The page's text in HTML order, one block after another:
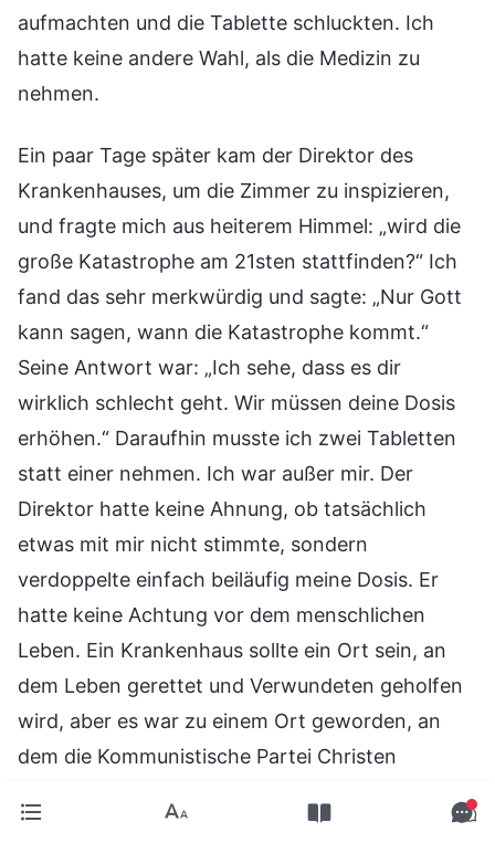
aufmachten und die Tablette schluckten. Ich
hatte keine andere Wahl, als die Medizin zu
nehmen.
Ein paar Tage später kam der Direktor des
Krankenhauses, um die Zimmer zu inspizieren,
und fragte mich aus heiterem Himmel: „wird die
große Katastrophe am 21sten stattfinden?“ Ich
fand das sehr merkwürdig und sagte: „Nur Gott
kann sagen, wann die Katastrophe kommt.“
Seine Antwort war: „Ich sehe, dass es dir
wirklich schlecht geht. Wir müssen deine Dosis
erhöhen.“ Daraufhin musste ich zwei Tabletten
statt einer nehmen. Ich war außer mir. Der
Direktor hatte keine Ahnung, ob tatsächlich
etwas mit mir nicht stimmte, sondern
verdoppelte einfach beiläufig meine Dosis. Er
hatte keine Achtung vor dem menschlichen
Leben. Ein Krankenhaus sollte ein Ort sein, an
dem Leben gerettet und Verwundeten geholfen
wird, aber es war zu einem Ort geworden, an
dem die Kommunistische Partei Christen
meines Glaubens wegen. Ich hasste die Partei bis